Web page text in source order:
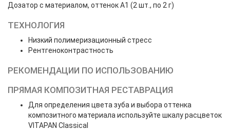
Дозатор с материалом, оттенок А1 (2 шт., по 2 г)
ТЕХНОЛОГИЯ
Низкий полимеризационный стресс
Рентгеноконтрастность
РЕКОМЕНДАЦИИ ПО ИСПОЛЬЗОВАНИЮ
ПРЯМАЯ КОМПОЗИТНАЯ РЕСТАВРАЦИЯ
Для определения цвета зуба и выбора оттенка
композитного материала используйте шкалу расцветок
VITAPAN Classical